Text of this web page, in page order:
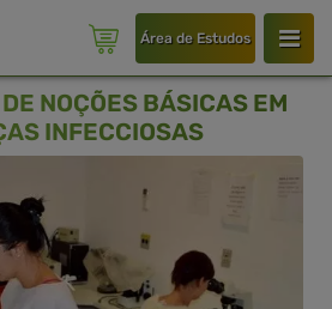
Área de Estudos
NOÇÕES BÁSICAS EM
INFECCIOSAS